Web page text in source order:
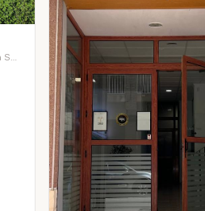
Caravanrent-Alicante. Las Fuentes II, C. la Sagra, num. 92, 03185 Torrevieja, Alicante, Spain